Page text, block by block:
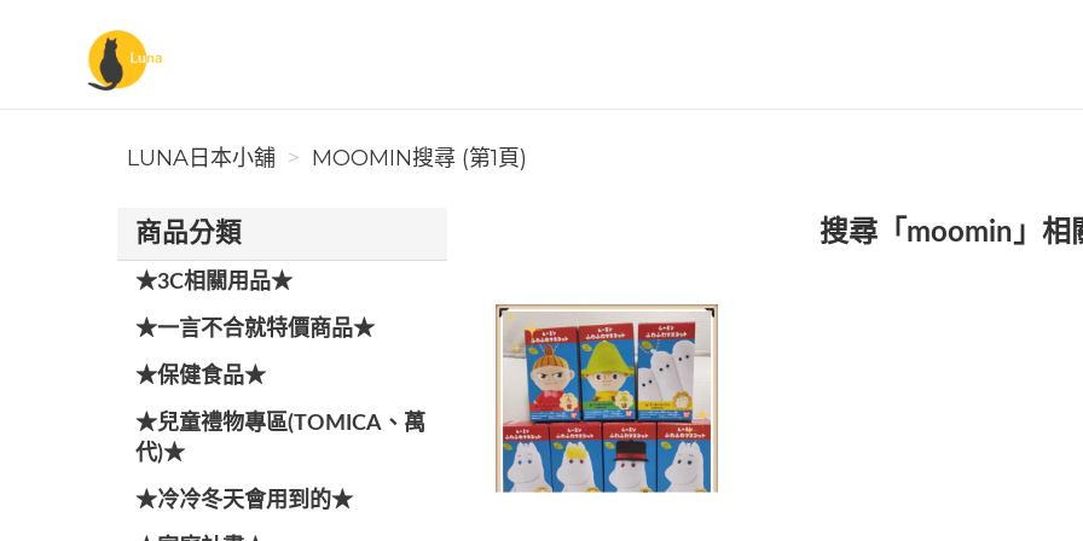
Luna日本小舖
LUNA日本小舖 MOOMIN搜尋 (第1頁)
商品分類
★3C相關用品★
★一言不合就特價商品★
★保健食品★
★兒童禮物專區(TOMICA、萬
代)★
★冷冷冬天會用到的★
搜尋「moomin」相